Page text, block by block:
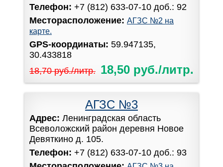
Телефон: +7 (812) 633-07-10 доб.: 92
Месторасположение: АГЗС №2 на
карте.
GPS-координаты: 59.947135,
30.433818
18,70 руб./литр. 18,50 руб./литр.
АГЗС №3
Адрес: Ленинградская область
Всеволожский район деревня Новое
Девяткино д. 105.
Телефон: +7 (812) 633-07-10 доб.: 93